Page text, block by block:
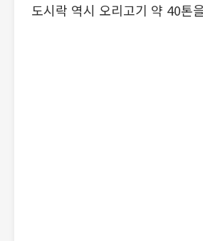
도시락 역시 오리고기 약 40톤